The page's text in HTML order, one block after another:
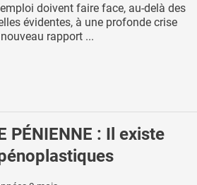
doivent faire face, au-delà des
évidentes, à une profonde crise
rapport ...
PÉNIENNE : Il existe